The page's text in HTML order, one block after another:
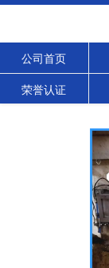
公司首页
荣誉认证